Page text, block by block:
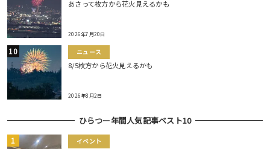
あさって枚方から花火見えるかも
2026年7月20日
ニュース
8/5枚方から花火見えるかも
2026年8月2日
ひらつー年間人気記事ベスト10
イベント